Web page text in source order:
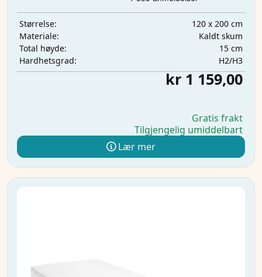
Størrelse:
120 x 200 cm
Materiale:
Kaldt skum
Total høyde:
15 cm
Hardhetsgrad:
H2/H3
kr 1 159,00
Gratis frakt
Tilgjengelig umiddelbart
Lær mer